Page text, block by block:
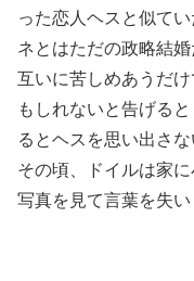
った恋人ヘスと似て
ネとはただの政略結婚
互いに苦しめあうだ
もしれないと告げる
るとヘスを思い出さ
その頃、ドイルは家
写真を見て言葉を失い